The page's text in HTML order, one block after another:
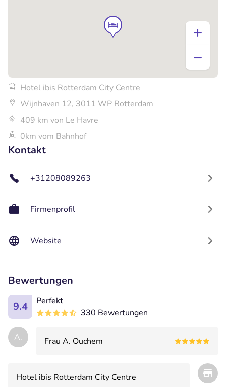
Hotel ibis Rotterdam City Centre
Wijnhaven 12, 3011 WP Rotterdam
409 km von Le Havre
0km vom Bahnhof
Kontakt
+31208089263
Firmenprofil
Website
Bewertungen
9.4
Perfekt
330 Bewertungen
A. Frau A. Ouchem
Hotel ibis Rotterdam City Centre